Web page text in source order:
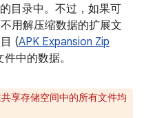
目录中。不过，如果可
用解压缩数据的扩展文
(APK Expansion Zip
中的数据。
享存储空间中的所有文件均